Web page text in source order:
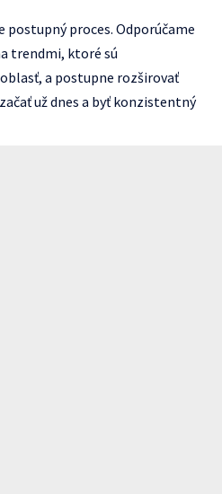
postupný proces. Odporúčame
trendmi, ktoré sú
a postupne rozširovať
už dnes a byť konzistentný